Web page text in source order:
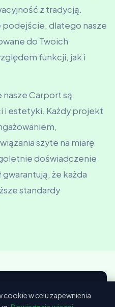
z tradycją.
podejście, dlatego nasze
do Twoich
funkcji, jak i
nasze Carport są
i estetyki. Każdy projekt
szyte na miarę
doświadczenie
że każda
standardy
nasz blog
w celu zapewnienia